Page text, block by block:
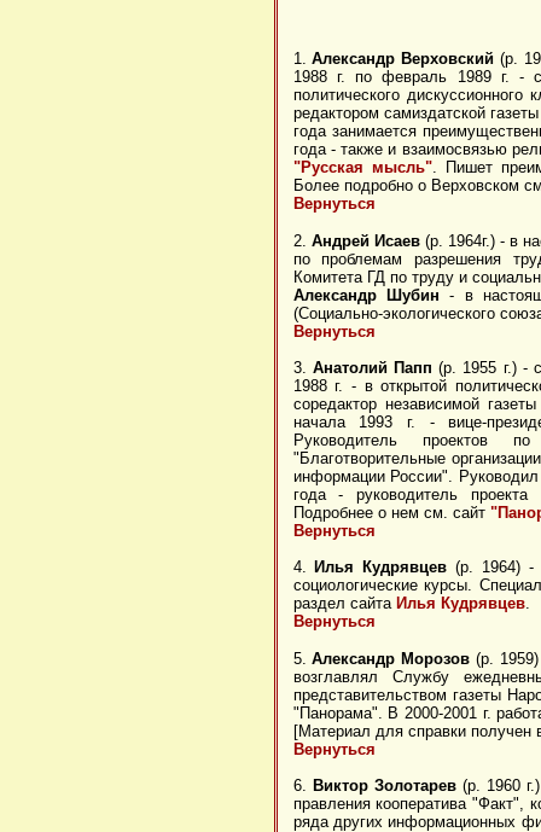
1.Александр Верховский (р.
1988 г. по февраль 1989 г. -
политического
редактором самиздатской
года занимается
года - также и взаимосвязью
"Русская мысль". Пишет
Более подробно о Верховском
Вернуться
2. Андрей Исаев(р. 1964г.) - в
по проблемам разрешения
Комитета ГД по труду и
Александр Шубин - в
(Социально-экологического
Вернуться
3. Анатолий Папп (р. 1955 г.) -
1988 г. - в открытой
соредактор независимой
начала 1993 г. - вице-
Руководитель проектов
"Благотворительные
информации России".
года - руководитель
Подробнее о нем см. сайт
Вернуться
4. Илья Кудрявцев (р. 1964) -
социологические курсы.
раздел сайта Илья Кудрявцев.
Вернуться
5.Александр Морозов (р.
возглавлял Службу
представительством газеты
"Панорама". В 2000-2001 г.
[Материал для справки
Вернуться
6. Виктор Золотарев(р. 1960
правления кооператива "Факт",
ряда других информационных